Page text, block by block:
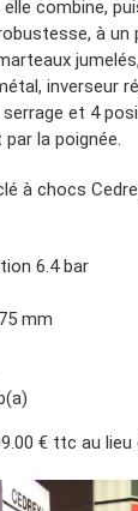
combine,
à
inverseur
et 4
la poignée.
à chocs
6.4 bar
mm
€ ttc au